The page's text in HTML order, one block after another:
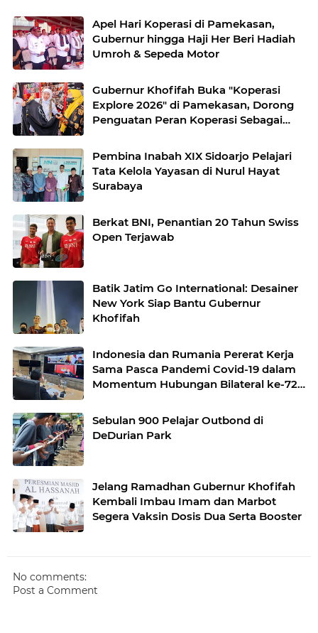
Apel Hari Koperasi di Pamekasan,
Gubernur hingga Haji Her Beri Hadiah
Umroh & Sepeda Motor
Gubernur Khofifah Buka "Koperasi
Explore 2026" di Pamekasan, Dorong
Penguatan Peran Koperasi Sebagai
Sekaligus Perluas Akses Promosi
Pelaku UMKM
Pembina Inabah XIX Sidoarjo Pelajari
Tata Kelola Yayasan di Nurul Hayat
Surabaya
Berkat BNI, Penantian 20 Tahun Swiss
Open Terjawab
Batik Jatim Go International: Desainer
New York Siap Bantu Gubernur
Khofifah
Indonesia dan Rumania Pererat Kerja
Sama Pasca Pandemi Covid-19 dalam
Momentum Hubungan Bilateral ke-72
Sebulan 900 Pelajar Outbond di
DeDurian Park
Jelang Ramadhan Gubernur Khofifah
Kembali Imbau Imam dan Marbot
Segera Vaksin Dosis Dua Serta Booster
No comments:
Post a Comment